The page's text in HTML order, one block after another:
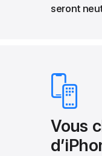
seront
Vous